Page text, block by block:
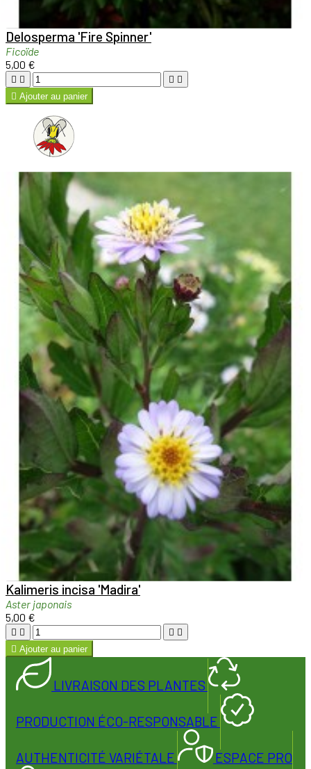
Delosperma 'Fire Spinner'
Ficoïde
5,00 €
   
 Ajouter au panier
Aperçu rapide 
Kalimeris incisa 'Madira'
Aster japonais
5,00 €
   
 Ajouter au panier
LIVRAISON DES PLANTES
PRODUCTION ÉCO-RESPONSABLE
AUTHENTICITÉ VARIÉTALE ESPACE PRO